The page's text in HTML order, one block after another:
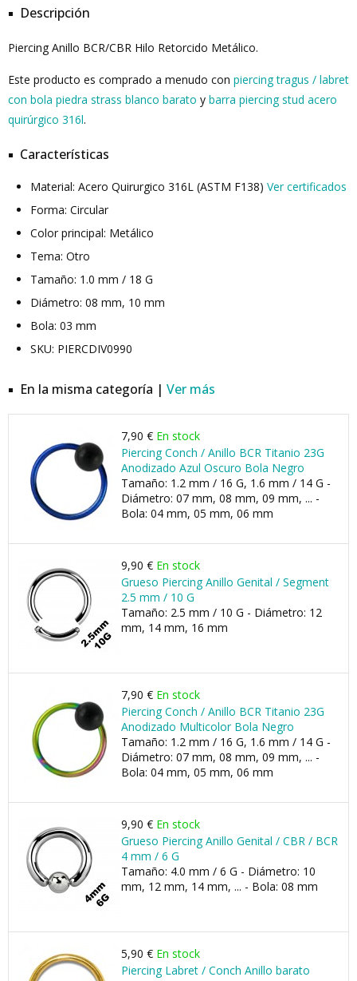
Descripción
Piercing Anillo BCR/CBR Hilo Retorcido Metálico.
Este producto es comprado a menudo con piercing tragus / labret
con bola piedra strass blanco barato y barra piercing stud acero
quirúrgico 316l.
Características
Material: Acero Quirurgico 316L (ASTM F138) Ver certificados
Forma: Circular
Color principal: Metálico
Tema: Otro
Tamaño: 1.0 mm / 18 G
Diámetro: 08 mm, 10 mm
Bola: 03 mm
SKU: PIERCDIV0990
En la misma categoría | Ver más
7,90 € En stock
Piercing Conch / Anillo BCR Titanio 23G
Anodizado Azul Oscuro Bola Negro
Tamaño: 1.2 mm / 16 G, 1.6 mm / 14 G -
Diámetro: 07 mm, 08 mm, 09 mm, ... -
Bola: 04 mm, 05 mm, 06 mm
9,90 € En stock
Grueso Piercing Anillo Genital / Segment
2.5 mm / 10 G
Tamaño: 2.5 mm / 10 G - Diámetro: 12
mm, 14 mm, 16 mm
7,90 € En stock
Piercing Conch / Anillo BCR Titanio 23G
Anodizado Multicolor Bola Negro
Tamaño: 1.2 mm / 16 G, 1.6 mm / 14 G -
Diámetro: 07 mm, 08 mm, 09 mm, ... -
Bola: 04 mm, 05 mm, 06 mm
9,90 € En stock
Grueso Piercing Anillo Genital / CBR / BCR
4 mm / 6 G
Tamaño: 4.0 mm / 6 G - Diámetro: 10
mm, 12 mm, 14 mm, ... - Bola: 08 mm
5,90 € En stock
Piercing Labret / Conch Anillo barato